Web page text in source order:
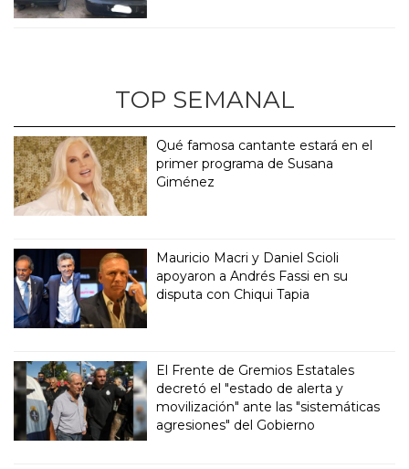
TOP SEMANAL
Qué famosa cantante estará en el
primer programa de Susana
Giménez
Mauricio Macri y Daniel Scioli
apoyaron a Andrés Fassi en su
disputa con Chiqui Tapia
El Frente de Gremios Estatales
decretó el "estado de alerta y
movilización" ante las "sistemáticas
agresiones" del Gobierno